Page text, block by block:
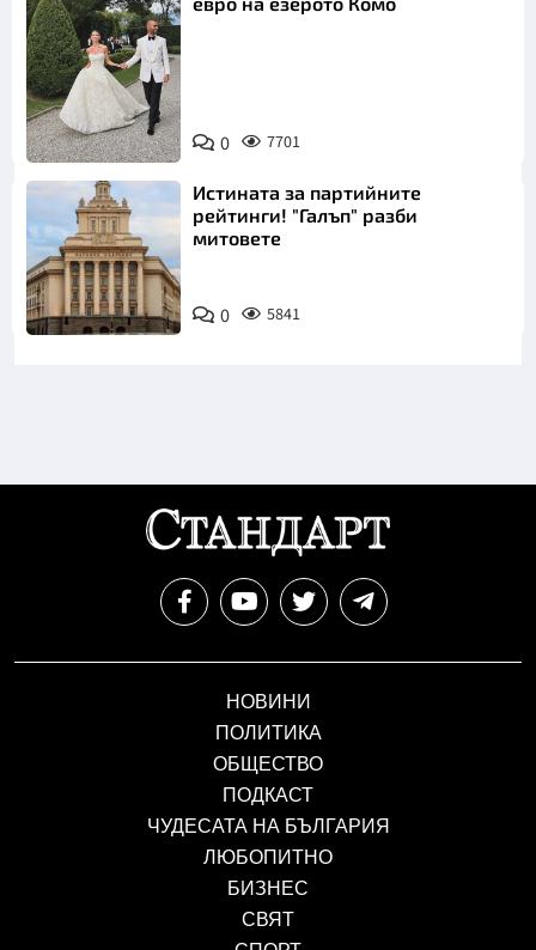
Снимка:
Инстаграм
0 7701
Истината за партийните
рейтинги! "Галъп" разби
митовете
0 5841
НОВИНИ
ПОЛИТИКА
ОБЩЕСТВО
ПОДКАСТ
ЧУДЕСАТА НА БЪЛГАРИЯ
ЛЮБОПИТНО
БИЗНЕС
СВЯТ